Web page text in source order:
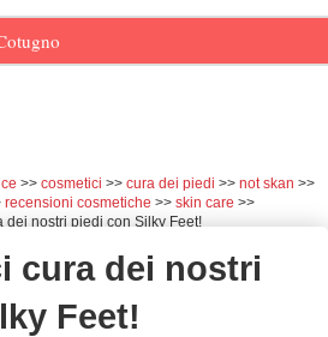
cosmetici cura dei piedi
not skan
recensioni cosmetiche
skin care
dei nostri piedi con Silky Feet!
cura dei nostri
Feet!